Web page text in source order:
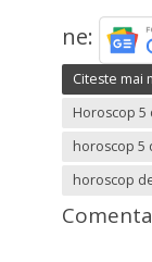
ne:
Citeste mai
Horoscop
horoscop 5
horoscop